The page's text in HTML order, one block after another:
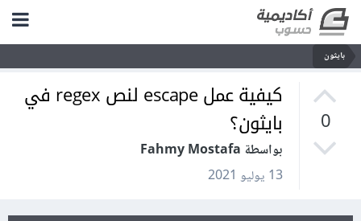
بايثون
0
كيفية عمل escape لنص regex في
بايثون؟
بواسطة Fahmy Mostafa
13 يوليو 2021